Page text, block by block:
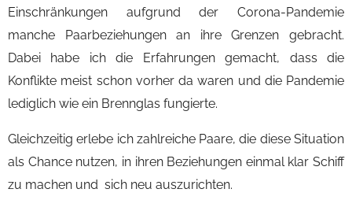
Einschränkungen aufgrund der Corona-Pandemie
manche Paarbeziehungen an ihre Grenzen gebracht.
Dabei habe ich die Erfahrungen gemacht, dass die
Konflikte meist schon vorher da waren und die Pandemie
lediglich wie ein Brennglas fungierte.
Gleichzeitig erlebe ich zahlreiche Paare, die diese Situation
als Chance nutzen, in ihren Beziehungen einmal klar Schiff
zu machen und sich neu auszurichten.